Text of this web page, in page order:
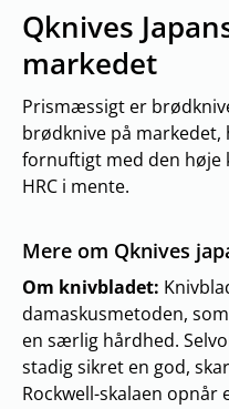
Qknives
markedet
Prismæssigt er
brødknive på markedet,
fornuftigt med den høje
HRC i mente.
Mere om Qknives
Om knivbladet:
damaskusmetoden,
en særlig hårdhed.
stadig sikret en god,
Rockwell-skalaen opnår